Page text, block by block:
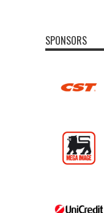
SPONSORS